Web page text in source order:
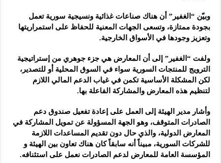
وبيّن “الغفير” أن هناك صناعات غذائية ونسيجية سورية تعمل
بجودة ممتازة، وتسعى الجهات المعنية للحفاظ على استمراريتها
وتعزيز وجودها في الأسواق الخارجية.
ولفت “الغفير” إلى أن المعارض هي جزء جوهري من إستراتيجية
الترويج للمنتجات السورية سواء في السوق المحلية أو للتصدير،
لكن المشكلة الأساسية تكمن في غياب الدعم المالي اللازم
لتنظيم هذه المعارض والمشاركة الفاعلة بها.
وأشار مدير الهيئة إلى العمل على إعادة تفعيل صندوق دعم
الصادرات المتوقف، وهو الجهة المسؤولة عن تمويل المشاركة في
المعارض الدولية، والذي حال دون تقديم المساعدات اللازمة
للشركات السورية، مبيناً أنه سابقاً كان هناك تعاون بين الهيئة و
المؤسسة العامة للمعارض لدعم الصادرات نعمل على استئنافه.